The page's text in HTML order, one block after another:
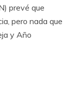
prevé que
pero nada que
y Año